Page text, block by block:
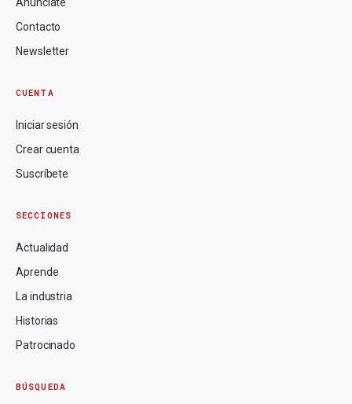
Contacto
Newsletter
CUENTA
Iniciar sesión
Crear cuenta
Suscríbete
SECCIONES
Actualidad
Aprende
La industria
Historias
Patrocinado
BÚSQUEDA